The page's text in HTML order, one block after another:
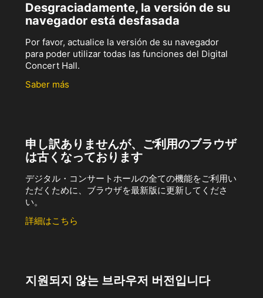
Desgraciadamente, la versión de su
navegador está desfasada
Por favor, actualice la versión de su navegador
para poder utilizar todas las funciones del Digital
Concert Hall.
Saber más
申し訳ありませんが、ご利用のブラウザ
は古くなっております
デジタル・コンサートホールの全ての機能をご利用い
ただくために、ブラウザを最新版に更新してくださ
い。
詳細はこちら
지원되지 않는 브라우저 버전입니다